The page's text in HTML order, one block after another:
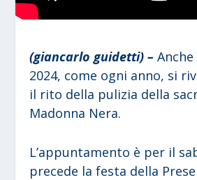
(giancarlo guidetti) –
2024, come ogni anno, si
il rito della pulizia della
Madonna Nera.
L’appuntamento è per il
precede la festa della